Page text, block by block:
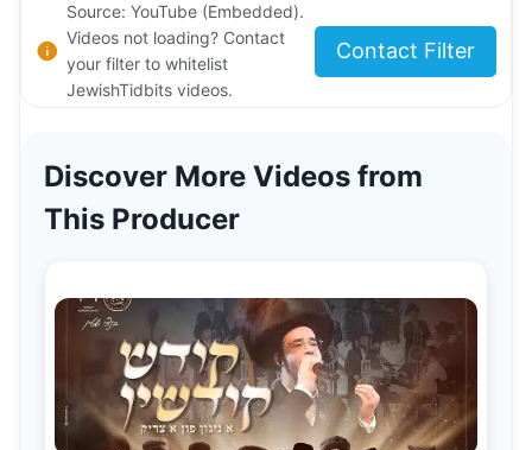
Source: YouTube (Embedded).
Videos not loading? Contact
your filter to whitelist
JewishTidbits videos.
Contact Filter
Discover More Videos from
This Producer